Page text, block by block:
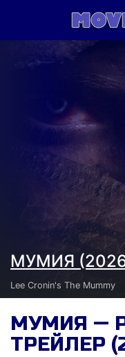
МУМИЯ
Lee Cronin's The Mummy
МУМИЯ —
ТРЕЙЛЕР